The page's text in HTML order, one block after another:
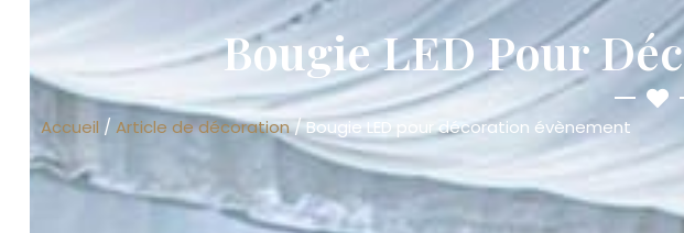
Bougie LED Pour
Accueil / Article de décoration/ Bougie LED pour décoration évènement